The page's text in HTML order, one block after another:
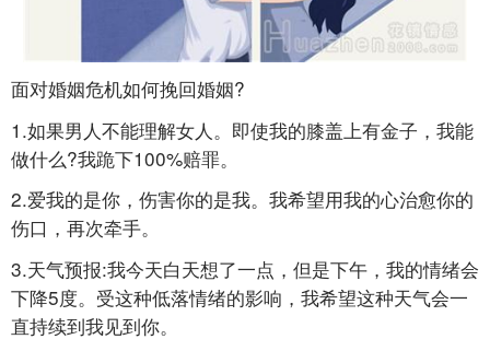
面对婚姻危机如何挽回婚姻?
1.如果男人不能理解女人。即使我的膝盖上有金子，我能
做什么?我跪下100%赔罪。
2.爱我的是你，伤害你的是我。我希望用我的心治愈你的
伤口，再次牵手。
3.天气预报:我今天白天想了一点，但是下午，我的情绪会
下降5度。受这种低落情绪的影响，我希望这种天气会一
直持续到我见到你。